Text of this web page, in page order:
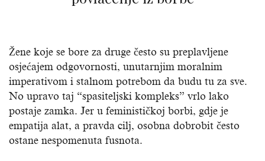
Žene koje se bore za druge često su preplavljene
osjećajem odgovornosti, unutarnjim moralnim
imperativom i stalnom potrebom da budu tu za sve.
No upravo taj “spasiteljski kompleks” vrlo lako
postaje zamka. Jer u feminističkoj borbi, gdje je
empatija alat, a pravda cilj, osobna dobrobit često
ostane nespomenuta fusnota.